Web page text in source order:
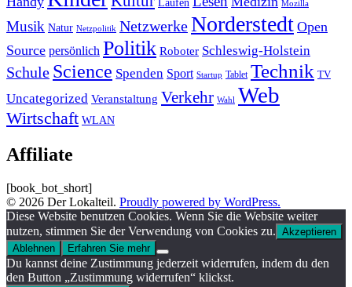
Mozilla
Musik Natur Netzpolitik NetzwerkeNorderstedt Open
Source persönlich Politik Roboter Schleswig-Holstein
Schule Science Spenden Sport Startup Tablet Technik TV
Uncategorized Veranstaltung Verkehr Wahl Web
Wirtschaft WLAN
Affiliate
[book_bot_short]
© 2026 Der Lokalteil. Proudly powered by WordPress.
Diese Website benutzen Cookies. Wenn Sie die Website weiter
nutzen, stimmen Sie der Verwendung von Cookies zu. Akzeptieren
Ablehnen
Erfahren Sie mehr
Du kannst deine Zustimmung jederzeit widerrufen, indem du den
den Button „Zustimmung widerrufen“ klickst.